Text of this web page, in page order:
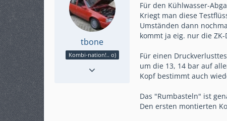
tbone
Kombi-nation!.. o)
Für den Kühlwasser-
Kriegt man diese
Umständen dann
kommt ja eig. nur die
Für einen
um die 13, 14 bar auf
Kopf bestimmt auch
Das "Rumbasteln" ist
Den ersten montierten